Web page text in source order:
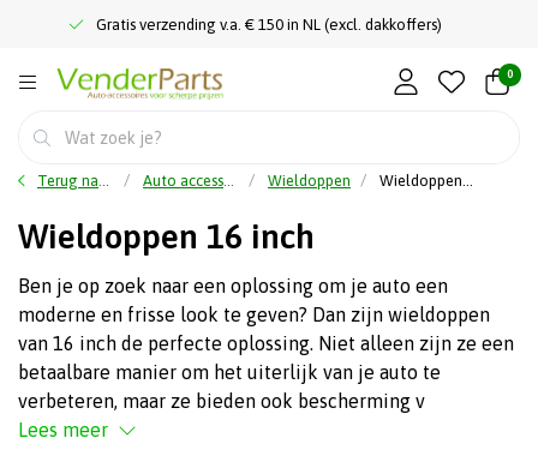
Gratis verzending v.a. € 150 in NL (excl. dakkoffers)
0
Terug naar home Auto accessoires Wieldoppen Wieldoppen 16 inch
Wieldoppen 16 inch
Ben je op zoek naar een oplossing om je auto een
moderne en frisse look te geven? Dan zijn wieldoppen
van 16 inch de perfecte oplossing. Niet alleen zijn ze een
betaalbare manier om het uiterlijk van je auto te
verbeteren, maar ze bieden ook bescherming v
Lees meer